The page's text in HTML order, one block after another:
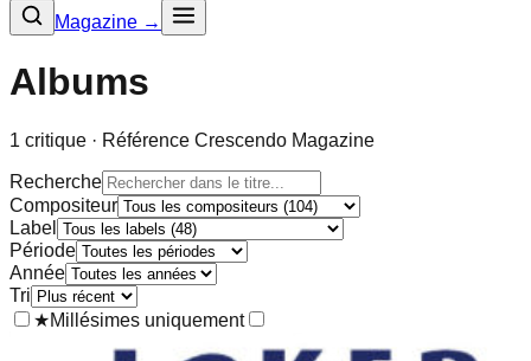
Magazine →
Albums
1 critique · Référence Crescendo Magazine
Recherche
Compositeur
Label
Période
Année
Tri
★Millésimes uniquement